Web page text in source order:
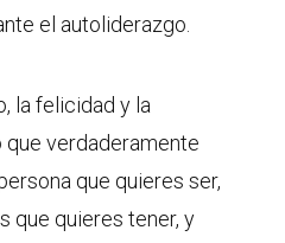
el autoliderazgo.
la felicidad y la
verdaderamente
que quieres ser,
que quieres tener, y